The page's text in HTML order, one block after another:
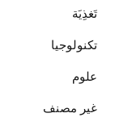
تَغذِيَة
تكنولوجيا
علوم
غير مصنف